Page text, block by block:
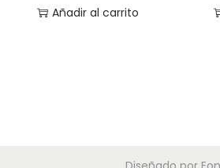
Añadir al carrito